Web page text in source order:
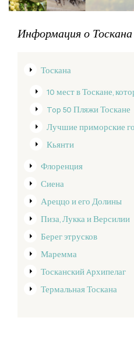
Информация о Тоскана
Тоскана
10 мест в Тоскане,
Top 50 Пляжи Тоскане
Лучшие приморские
Кьянти
Флоренция
Сиена
Ареццо и его Долины
Пиза, Лукка и Версилии
Берег этрусков
Маремма
Тосканский Aрхипелаг
Термальная Тоскана